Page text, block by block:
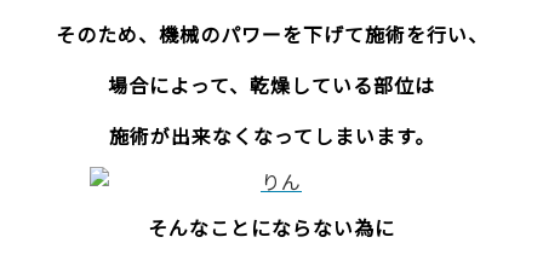
そのため、機械のパワーを下げて施術を行い、
場合によって、乾燥している部位は
施術が出来なくなってしまいます。
そんなことにならない為に